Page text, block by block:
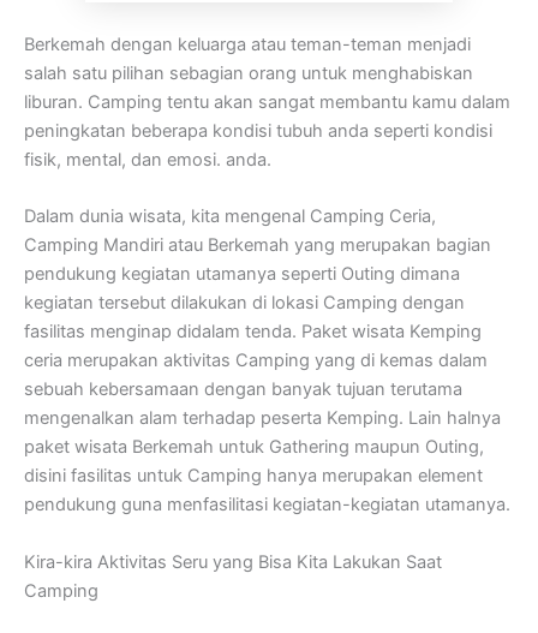
Berkemah dengan keluarga atau teman-teman menjadi
salah satu pilihan sebagian orang untuk menghabiskan
liburan. Camping tentu akan sangat membantu kamu dalam
peningkatan beberapa kondisi tubuh anda seperti kondisi
fisik, mental, dan emosi. anda.
Dalam dunia wisata, kita mengenal Camping Ceria,
Camping Mandiri atau Berkemah yang merupakan bagian
pendukung kegiatan utamanya seperti Outing dimana
kegiatan tersebut dilakukan di lokasi Camping dengan
fasilitas menginap didalam tenda. Paket wisata Kemping
ceria merupakan aktivitas Camping yang di kemas dalam
sebuah kebersamaan dengan banyak tujuan terutama
mengenalkan alam terhadap peserta Kemping. Lain halnya
paket wisata Berkemah untuk Gathering maupun Outing,
disini fasilitas untuk Camping hanya merupakan element
pendukung guna menfasilitasi kegiatan-kegiatan utamanya.
Kira-kira Aktivitas Seru yang Bisa Kita Lakukan Saat
Camping